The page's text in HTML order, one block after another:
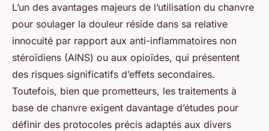
L’un des avantages majeurs de l’utilisation du chanvre
pour soulager la douleur réside dans sa relative
innocuité par rapport aux anti-inflammatoires non
stéroïdiens (AINS) ou aux opioïdes, qui présentent
des risques significatifs d’effets secondaires.
Toutefois, bien que prometteurs, les traitements à
base de chanvre exigent davantage d’études pour
définir des protocoles précis adaptés aux divers